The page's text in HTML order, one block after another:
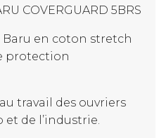
COVERGUARD 5BRS
en coton stretch
protection
travail des ouvriers
de l’industrie.